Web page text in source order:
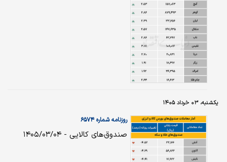
یکشنبه، ۰۳ خرداد ۱۴۰۵
روزنامه شماره ۶۵۷۴
صندوق‌های کالایی - ۱۴۰۵/۰۳/۰۴